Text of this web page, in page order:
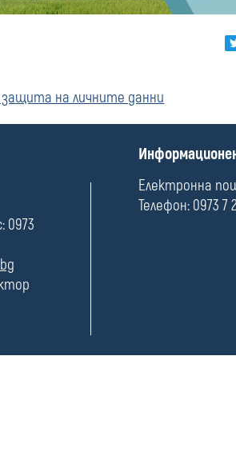
защита на личните данни
0973
П
л
е
Електронна
Телефон: 0973 7